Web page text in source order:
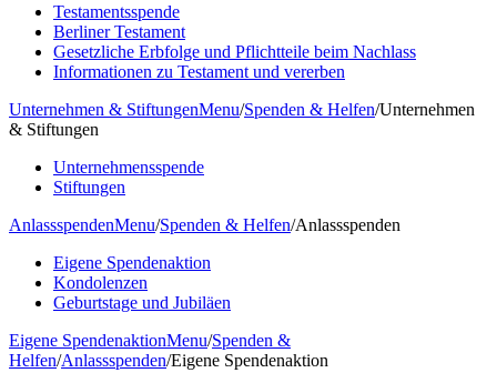
Testamentsspende
Berliner Testament
Gesetzliche Erbfolge und Pflichtteile beim Nachlass
Informationen zu Testament und vererben
Unternehmen & StiftungenMenu/Spenden & Helfen/Unternehmen
& Stiftungen
Unternehmensspende
Stiftungen
AnlassspendenMenu/Spenden & Helfen/Anlassspenden
Eigene Spendenaktion
Kondolenzen
Geburtstage und Jubiläen
Eigene SpendenaktionMenu/Spenden &
Helfen/Anlassspenden/Eigene Spendenaktion